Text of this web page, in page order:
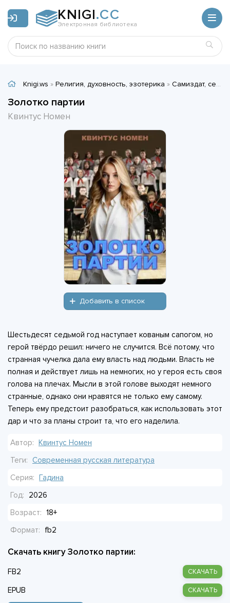
KNIGI.CC
Электронная библиотека
Knigi.ws » Религия, духовность, эзотерика » Самиздат, сетевая литература
Золотко партии
Квинтус Номен
Добавить в список
Шестьдесят седьмой год наступает кованым сапогом, но
герой твёрдо решил: ничего не случится. Всё потому, что
странная чучелка дала ему власть над людьми. Власть не
полная и действует лишь на немногих, но у героя есть своя
голова на плечах. Мысли в этой голове выходят немного
странные, однако они нравятся не только ему самому.
Теперь ему предстоит разобраться, как использовать этот
дар и что за планы строит та, что его наделила.
Автор: Квинтус Номен
Теги: Современная русская литература
Серия: Гадина
Год:
2026
Возраст: 18+
Формат:
fb2
Скачать книгу Золотко партии:
FB2 СКАЧАТЬ
EPUB СКАЧАТЬ